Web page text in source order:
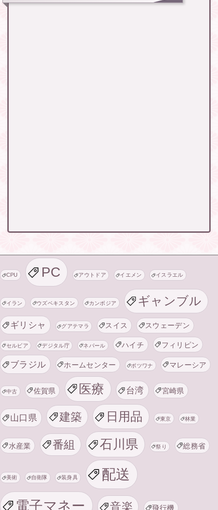
CPU PC アウトドア イエメン イスラエル
イラン ウズベキスタン カンボジア ギャンブル
ギリシャ グアテマラ スイス スウェーデン
セルビア デジタル庁 ネパール ハイチ フィリピン
ブラジル ホームセンター ボツワナ マレーシア
中古 佐賀県 医療 台湾 宮崎県
山口県 建築 日用品 東京 林業
水産業 番組 石川県 祭り 総務省
美術 自衛隊 装身具 配送
電子マネー 音楽 飛行機